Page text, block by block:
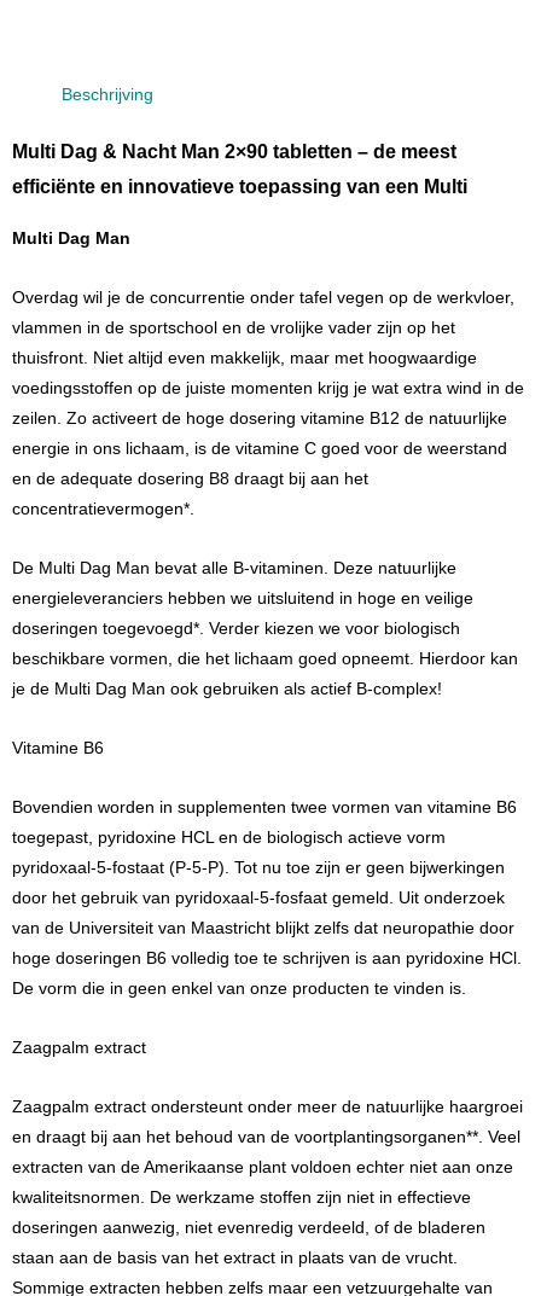
tabletten
Beschrijving
Multi Dag & Nacht Man 2×90 tabletten – de meest
efficiënte en innovatieve toepassing van een Multi
Multi Dag Man
Overdag wil je de concurrentie onder tafel vegen op de werkvloer,
vlammen in de sportschool en de vrolijke vader zijn op het
thuisfront. Niet altijd even makkelijk, maar met hoogwaardige
voedingsstoffen op de juiste momenten krijg je wat extra wind in de
zeilen. Zo activeert de hoge dosering vitamine B12 de natuurlijke
energie in ons lichaam, is de vitamine C goed voor de weerstand
en de adequate dosering B8 draagt bij aan het
concentratievermogen*.
De Multi Dag Man bevat alle B-vitaminen. Deze natuurlijke
energieleveranciers hebben we uitsluitend in hoge en veilige
doseringen toegevoegd*. Verder kiezen we voor biologisch
beschikbare vormen, die het lichaam goed opneemt. Hierdoor kan
je de Multi Dag Man ook gebruiken als actief B-complex!
Vitamine B6
Bovendien worden in supplementen twee vormen van vitamine B6
toegepast, pyridoxine HCL en de biologisch actieve vorm
pyridoxaal-5-fostaat (P-5-P). Tot nu toe zijn er geen bijwerkingen
door het gebruik van pyridoxaal-5-fosfaat gemeld. Uit onderzoek
van de Universiteit van Maastricht blijkt zelfs dat neuropathie door
hoge doseringen B6 volledig toe te schrijven is aan pyridoxine HCl.
De vorm die in geen enkel van onze producten te vinden is.
Zaagpalm extract
Zaagpalm extract ondersteunt onder meer de natuurlijke haargroei
en draagt bij aan het behoud van de voortplantingsorganen**. Veel
extracten van de Amerikaanse plant voldoen echter niet aan onze
kwaliteitsnormen. De werkzame stoffen zijn niet in effectieve
doseringen aanwezig, niet evenredig verdeeld, of de bladeren
staan aan de basis van het extract in plaats van de vrucht.
Sommige extracten hebben zelfs maar een vetzuurgehalte van